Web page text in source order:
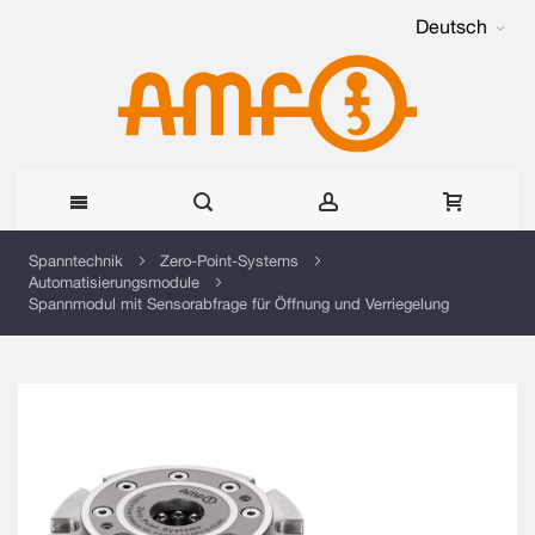
Deutsch
Direkt
zum
Spanntechnik
Zero-Point-Systems
Automatisierungsmodule
Spannmodul mit Sensorabfrage für Öffnung und Verriegelung
Bildergalerie
springen